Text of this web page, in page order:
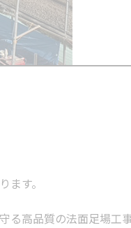
す。
る高品質の法面足場工